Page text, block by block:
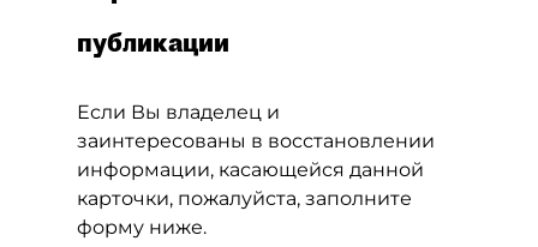
публикации
Если Вы владелец и
заинтересованы в восстановлении
информации, касающейся данной
карточки, пожалуйста, заполните
форму ниже.